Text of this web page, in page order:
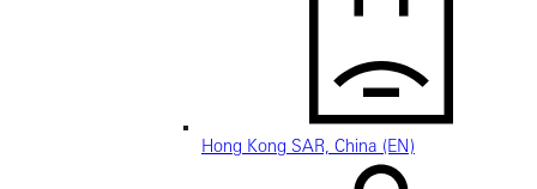
Hong Kong SAR, China (EN)